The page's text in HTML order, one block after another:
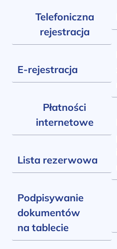
Telefoniczna
rejestracja
E-rejestracja
Płatności
internetowe
Lista rezerwowa
Podpisywanie
dokumentów
na tablecie